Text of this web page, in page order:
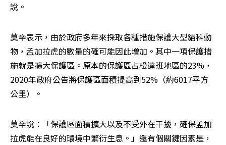
說。
莫辛表示，由於政府多年來採取各種措施保護大型貓科動
物，孟加拉虎的數量的確可能因此增加。其中一項保護措
施就是擴大保護區。原本的保護區占松達班地區的23%，
2020年政府公告將保護區面積提高到52%（約6017平方
公里）。
莫辛說：「保護區面積擴大以及不受外在干擾，確保孟加
拉虎能在良好的環境中繁衍生息。」還有個關鍵因素是，